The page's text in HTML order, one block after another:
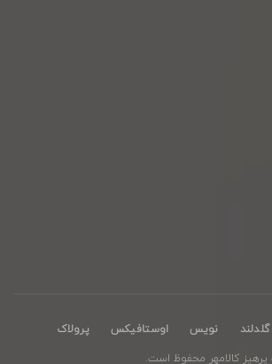
گلدلند نویس اوستافیکس
پرولاک
کالامهر محفوظ است.